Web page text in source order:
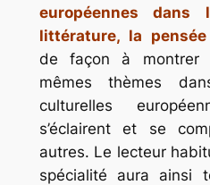
européennes dans
littérature, la
de façon à montrer
mêmes thèmes
culturelles
s’éclairent et se
autres. Le lecteur
spécialité aura ainsi